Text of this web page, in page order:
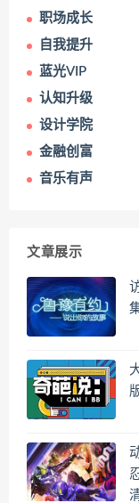
职场成长
自我提升
蓝光VIP
认知升级
设计学院
金融创富
音乐有声
文章展示